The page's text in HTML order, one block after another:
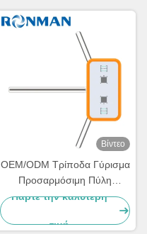
Βίντεο
OEM/ODM Τρίποδα Γύρισμα
Προσαρμόσιμη Πύλη
Ελέγχου Πρόσβασης 3
Πάρτε την καλύτερη
τιμή